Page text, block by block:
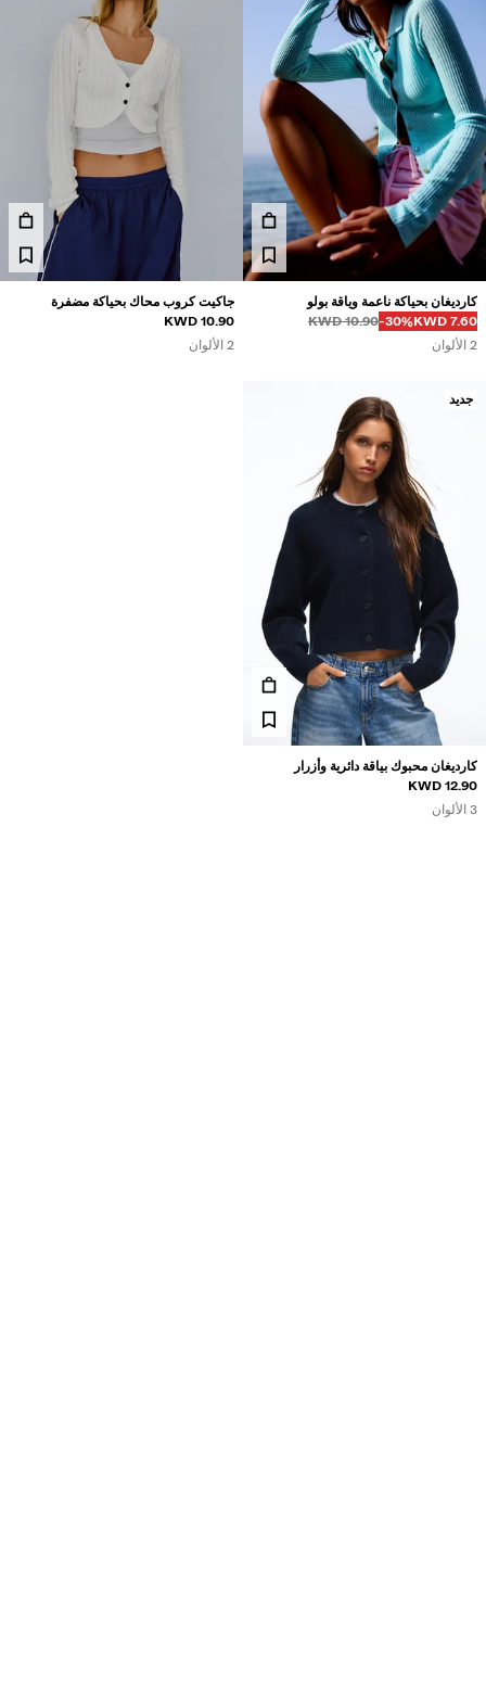
كارديغان بحياكة ناعمة وياقة بولو
7.60 KWD
‭-30%‬
10.90 KWD
2 الألوان
جاكيت كروب محاك بحياكة مضفرة
10.90 KWD
2 الألوان
جديد
كارديغان محبوك بياقة دائرية وأزرار
12.90 KWD
3 الألوان